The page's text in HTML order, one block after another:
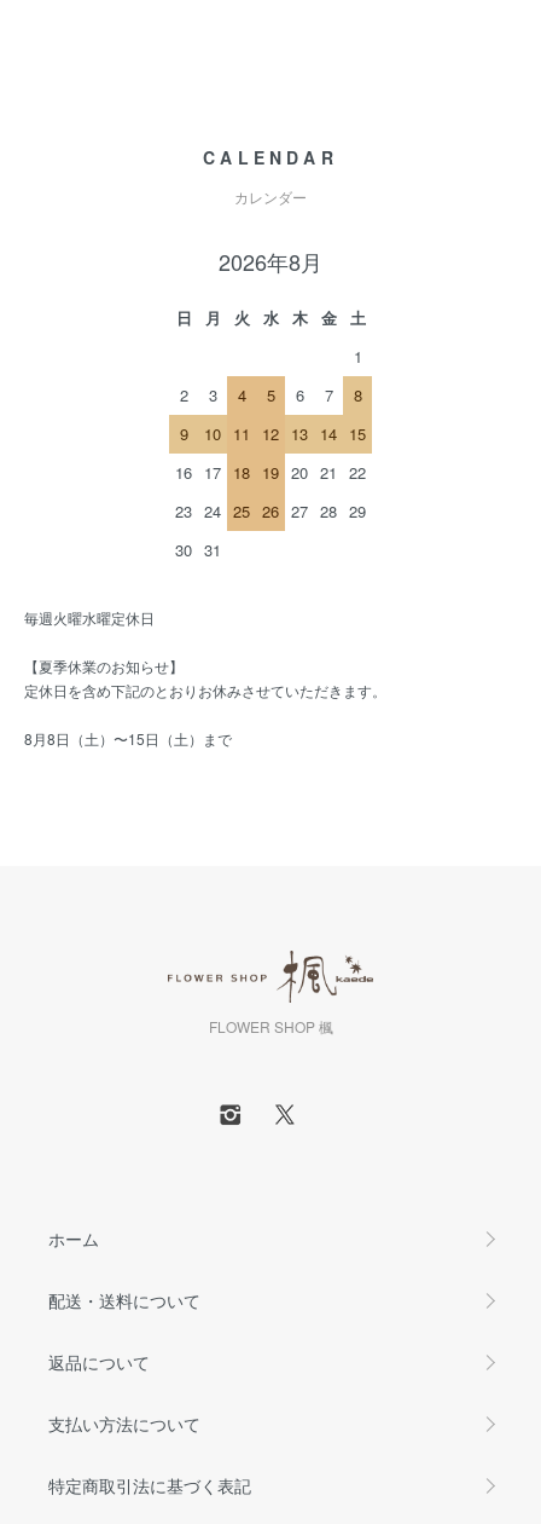
CALENDAR
カレンダー
2026年8月
日 月 火 水 木 金
土
1
2
3 4 5 6 7
8
9
10 11 12 13 14 15
16 17 18 19 20 21
22
23 24 25 26 27 28 29
30 31
毎週火曜水曜定休日
【夏季休業のお知らせ】
定休日を含め下記のとおりお休みさせていただきます。
8月8日（土）〜15日（土）まで
FLOWER SHOP 楓
ホーム
配送・送料について
返品について
支払い方法について
特定商取引法に基づく表記